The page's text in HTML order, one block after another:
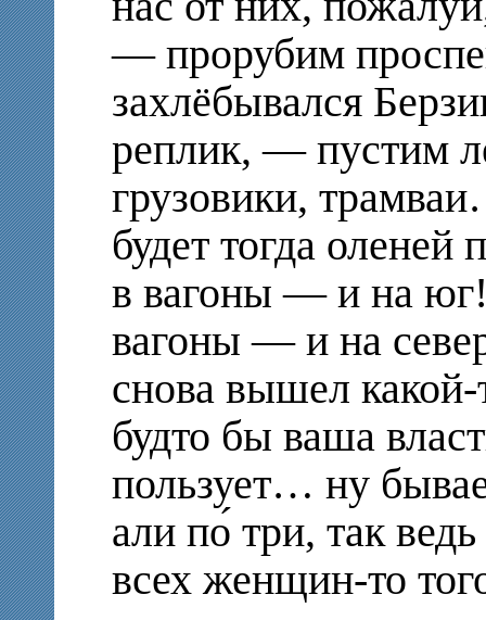
— прорубим
захлёбывался
реплик, — пустим
грузовики,
будет тогда
в вагоны — и на юг!
вагоны — и на
снова вышел
будто бы ваша
пользует… ну
али по́ три, так
всех женщин-то